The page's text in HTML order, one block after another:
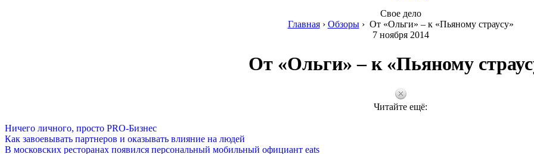
Свое дело
Главная› Обзоры› От «Ольги» – к «Пьяному страусу»
7 ноября 2014
От «Ольги» – к «Пьяному
Читайте ещё:
Ничего личного, просто PRO-Бизнес
Как завоевывать партнеров и оказывать влияние на людей
В московских ресторанах появился персональный мобильный официант eats